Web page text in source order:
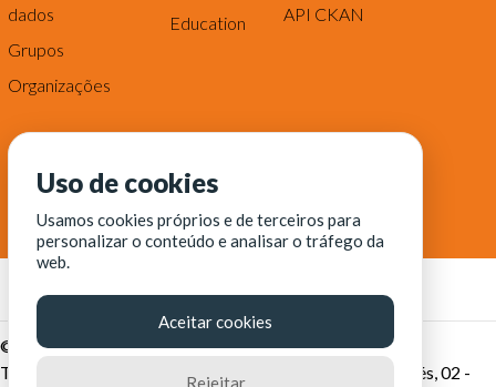
dados
Grupos
Organizações
Education
API CKAN
© Fortaleza Digital || CITINOVA - Fundação de Ciência,
Tecnologia e Inovação de Fortaleza - Rua dos Tremembés, 02 -
Uso de cookies
Usamos cookies próprios e de terceiros para
personalizar o conteúdo e analisar o tráfego da
web.
Aceitar cookies
Rejeitar